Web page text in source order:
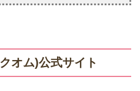
オム)公式サイト